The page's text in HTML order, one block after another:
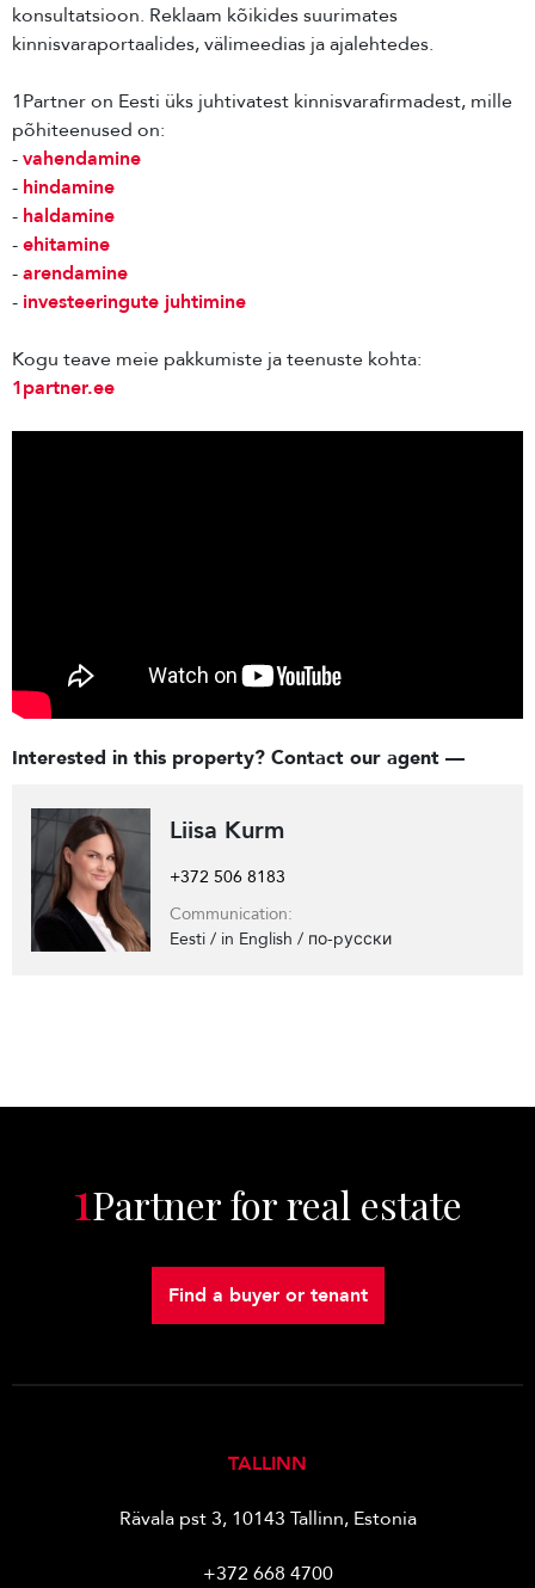
konsultatsioon. Reklaam kõikides suurimates
kinnisvaraportaalides, välimeedias ja ajalehtedes.
1Partner on Eesti üks juhtivatest kinnisvarafirmadest, mille
põhiteenused on:
-vahendamine
- hindamine
- haldamine
-ehitamine
-arendamine
- investeeringute juhtimine
Kogu teave meie pakkumiste ja teenuste kohta:
1partner.ee
Interested in this property? Contact our agent —
Liisa Kurm
+372 506 8183
Communication:
Eesti / in English / по-pусски
1Partner for real estate
Find a buyer or tenant
TALLINN
Rävala pst 3, 10143 Tallinn, Estonia
+372 668 4700